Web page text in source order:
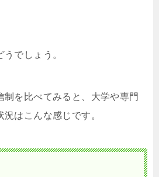
でしょう。
制を比べてみると、大学や専門
はこんな感じです。